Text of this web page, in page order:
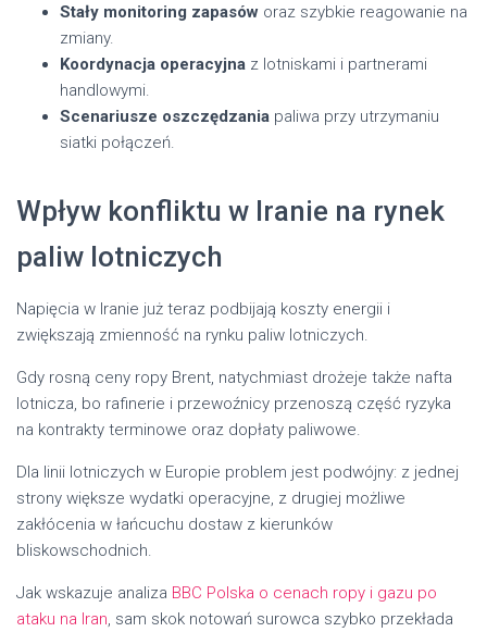
Stały monitoring zapasów oraz szybkie reagowanie na
zmiany.
Koordynacja operacyjna z lotniskami i partnerami
handlowymi.
Scenariusze oszczędzania paliwa przy utrzymaniu
siatki połączeń.
Wpływ konfliktu w Iranie na rynek
paliw lotniczych
Napięcia w Iranie już teraz podbijają koszty energii i
zwiększają zmienność na rynku paliw lotniczych.
Gdy rosną ceny ropy Brent, natychmiast drożeje także nafta
lotnicza, bo rafinerie i przewoźnicy przenoszą część ryzyka
na kontrakty terminowe oraz dopłaty paliwowe.
Dla linii lotniczych w Europie problem jest podwójny: z jednej
strony większe wydatki operacyjne, z drugiej możliwe
zakłócenia w łańcuchu dostaw z kierunków
bliskowschodnich.
Jak wskazuje analiza BBC Polska o cenach ropy i gazu po
ataku na Iran, sam skok notowań surowca szybko przekłada